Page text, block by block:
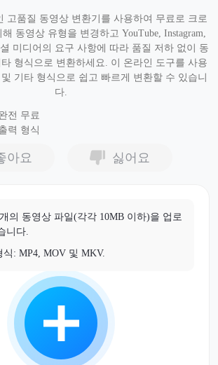
고품질 동영상 변환기를 사용하여 무료로 크로
동영상 유형을 변경하고 YouTube, Instagram,
미디어의 요구 사항에 따라 품질 저하 없이 동
형식으로 변환하세요. 이 온라인 도구를 사용
기타 형식으로 쉽고 빠르게 변환할 수 있습니
다.
전 무료
력 형식
아요 싫어요
의 동영상 파일(각각 10MB 이하)을 업로
니다.
식: MP4, MOV 및 MKV.